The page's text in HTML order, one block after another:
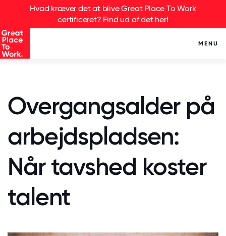
Hvad kræver det at blive Great Place To Work
certificeret? Find ud af det her!
MENU
Overgangsalder på
arbejdspladsen:
Når tavshed koster
talent